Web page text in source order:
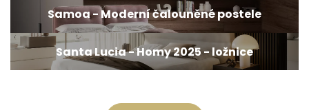
Samoa - Moderní čalouněné postele
Santa Lucia - Homy 2025 - ložnice